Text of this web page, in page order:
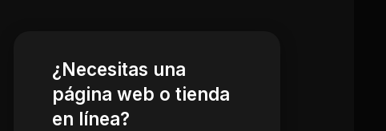
¿Necesitas una
página web o tienda
en línea?